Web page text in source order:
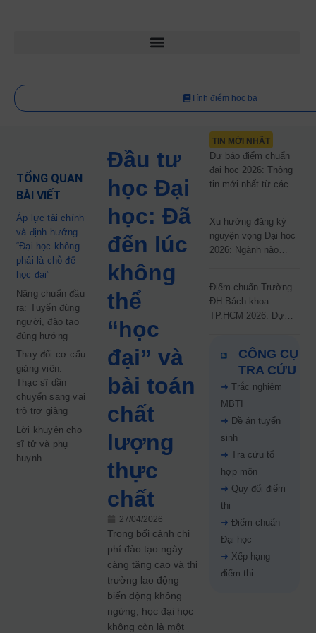
Tính điểm học bạ
TỔNG QUAN
BÀI VIẾT
Áp lực tài chính
và định hướng
“Đại học không
phải là chỗ để
học đại”
Nâng chuẩn đầu
ra: Tuyển đúng
người, đào tạo
đúng hướng
Thay đổi cơ cấu
giảng viên:
Thạc sĩ dần
chuyển sang vai
trò trợ giảng
Lời khuyên cho
sĩ tử và phụ
huynh
Đầu tư
học Đại
học: Đã
đến lúc
không
thể
“học
đại” và
bài toán
chất
lượng
thực
chất
27/04/2026
Trong bối cảnh chi
phí đào tạo ngày
càng tăng cao và thị
trường lao động
biến động không
ngừng, học đại học
không còn là một
TIN MỚI NHẤT
Dự báo điểm chuẩn
đại học 2026: Thông
tin mới nhất từ các
Xu hướng đăng ký
nguyện vọng Đại học
2026: Ngành nào
Điểm chuẩn Trường
ĐH Bách khoa
TP.HCM 2026: Dự
67%
CÔNG CỤ
TRA CỨU
➜ Trắc nghiệm
MBTI
➜ Đề án tuyển
sinh
➜ Tra cứu tổ
hợp môn
➜ Quy đổi điểm
thi
➜ Điểm chuẩn
Đại học
➜ Xếp hạng
điểm thi